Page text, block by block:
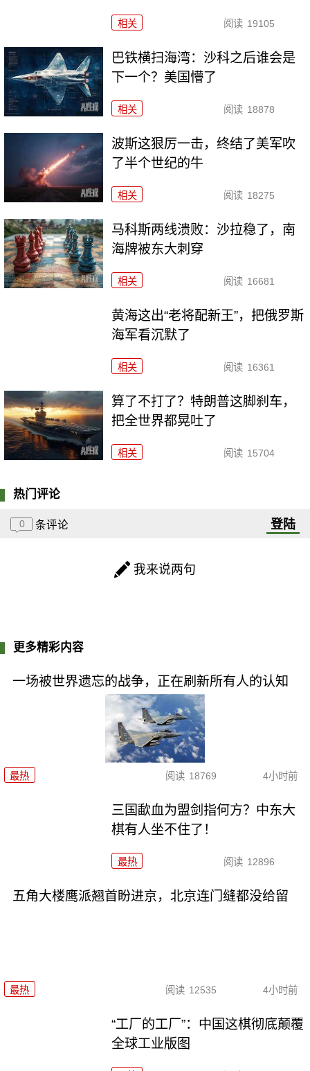
相关 阅读 19105
巴铁横扫海湾：沙科之后谁会是
下一个？美国懵了
相关 阅读 18878
波斯这狠厉一击，终结了美军吹
了半个世纪的牛
相关 阅读 18275
马科斯两线溃败：沙拉稳了，南
海牌被东大刺穿
相关 阅读 16681
黄海这出“老将配新王”，把俄罗斯
海军看沉默了
相关 阅读 16361
算了不打了？特朗普这脚刹车，
把全世界都晃吐了
相关 阅读 15704
热门评论
0 条评论 登陆
我来说两句
更多精彩内容
一场被世界遗忘的战争，正在刷新所有人的认知
最热 阅读 18769 4小时前
三国歃血为盟剑指何方？中东大
棋有人坐不住了！
最热 阅读 12896
五角大楼鹰派翘首盼进京，北京连门缝都没给留
最热 阅读 12535 4小时前
“工厂的工厂”：中国这棋彻底颠覆
全球工业版图